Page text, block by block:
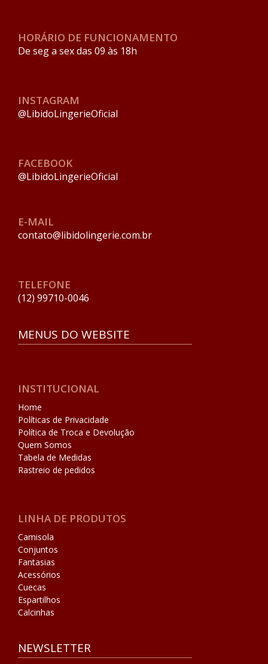
HORÁRIO DE FUNCIONAMENTO
De seg a sex das 09 às 18h
INSTAGRAM
@LibidoLingerieOficial
FACEBOOK
@LibidoLingerieOficial
E-MAIL
contato@libidolingerie.com.br
TELEFONE
(12) 99710-0046
MENUS DO WEBSITE
INSTITUCIONAL
Home
Políticas de Privacidade
Política de Troca e Devolução
Quem Somos
Tabela de Medidas
Rastreio de pedidos
LINHA DE PRODUTOS
Camisola
Conjuntos
Fantasias
Acessórios
Cuecas
Espartilhos
Calcinhas
NEWSLETTER